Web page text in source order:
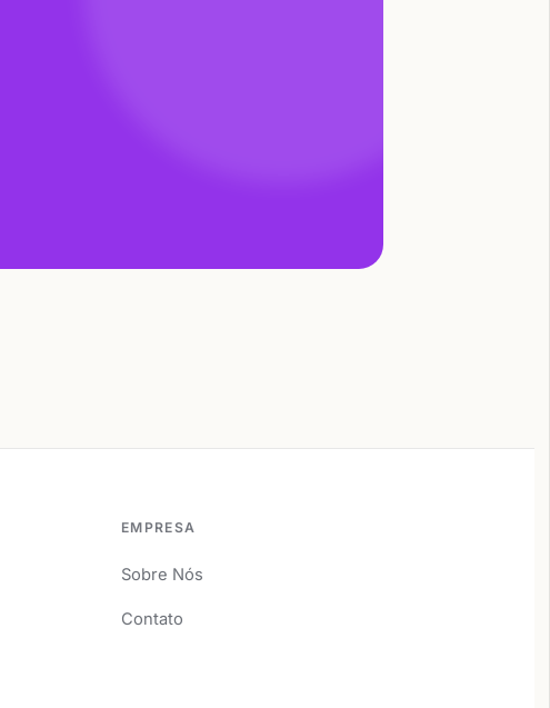
EMPRESA
Sobre Nós
Contato